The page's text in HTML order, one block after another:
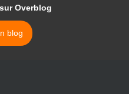
Overblog
blog